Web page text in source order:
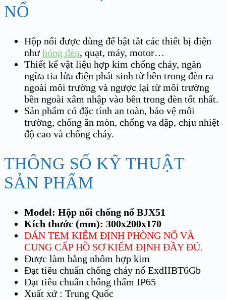
NỔ
Hộp nối được dùng để bật tắt các thiết bị điện
nhưbóng đèn, quạt, máy, motor…
Thiết kế vật liệu hợp kim chống cháy, ngăn
ngừa tia lửa điện phát sinh từ bên trong đèn ra
ngoài môi trường và ngược lại từ môi trường
bền ngoài xâm nhập vào bên trong đèn tốt nhất.
Sản phẩm có đặc tính an toàn, bảo vệ môi
trường, chống ăn mòn, chống va đập, chịu nhiệt
độ cao và chống cháy.
THÔNG SỐ KỸ THUẬT
SẢN PHẨM
Model: Hộp nối chống nổ BJX51
Kích thước (mm): 300x200x170
DÁN TEM KIỂM ĐỊNH PHÒNG NỔ VÀ
CUNG CẤP HỒ SƠ KIỂM ĐỊNH ĐẦY ĐỦ.
Được làm bằng nhôm hợp kim
Đạt tiêu chuẩn chống cháy nổ ExdIIBT6Gb
Đạt tiêu chuẩn chống thấm IP65
Xuất xứ : Trung Quốc